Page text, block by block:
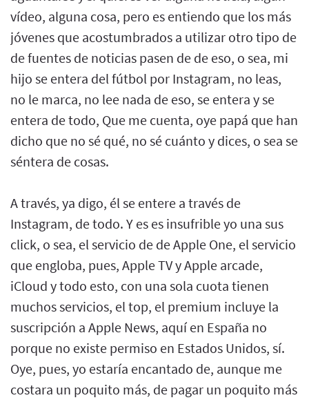
vídeo, alguna cosa, pero es entiendo que los más
jóvenes que acostumbrados a utilizar otro tipo de
de fuentes de noticias pasen de de eso, o sea, mi
hijo se entera del fútbol por Instagram, no leas,
no le marca, no lee nada de eso, se entera y se
entera de todo, Que me cuenta, oye papá que han
dicho que no sé qué, no sé cuánto y dices, o sea se
séntera de cosas.
A través, ya digo, él se entere a través de
Instagram, de todo. Y es es insufrible yo una sus
click, o sea, el servicio de de Apple One, el servicio
que engloba, pues, Apple TV y Apple arcade,
iCloud y todo esto, con una sola cuota tienen
muchos servicios, el top, el premium incluye la
suscripción a Apple News, aquí en España no
porque no existe permiso en Estados Unidos, sí.
Oye, pues, yo estaría encantado de, aunque me
costara un poquito más, de pagar un poquito más